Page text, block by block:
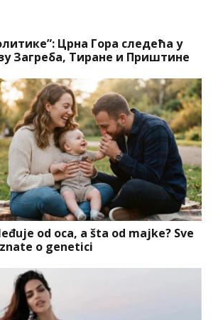
Црна Гора следећа у
Загреба, Тиране и Приштине
od oca, a šta od majke? Sve
o genetici